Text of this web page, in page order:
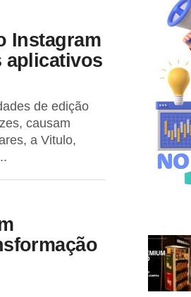
Instagram
aplicativos
de edição
causam
a Vitulo,